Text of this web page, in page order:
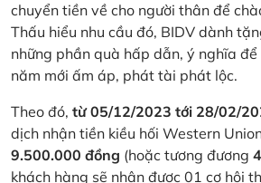
chuyển tiền về cho người thân để
Thấu hiểu nhu cầu đó, BIDV dành
những phần quà hấp dẫn, ý nghĩa
năm mới ấm áp, phát tài phát lộc.
Theo đó, từ 05/12/2023 tới 28/02/
dịch nhận tiền kiều hối Western
9.500.000 đồng (hoặc tương đương
khách hàng sẽ nhận được 01 cơ hội